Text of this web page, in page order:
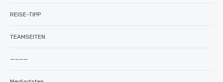
REISE-TIPP
TEAMSEITEN
————